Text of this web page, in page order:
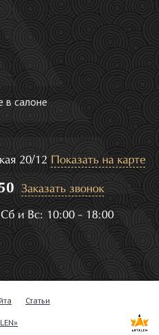
в салоне
20/12 Показать на карте
Заказать звонок
и Вс: 10:00 - 18:00
Статьи